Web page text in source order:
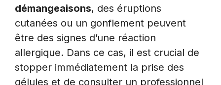
démangeaisons, des éruptions
cutanées ou un gonflement peuvent
être des signes d’une réaction
allergique. Dans ce cas, il est crucial de
stopper immédiatement la prise des
gélules et de consulter un professionnel